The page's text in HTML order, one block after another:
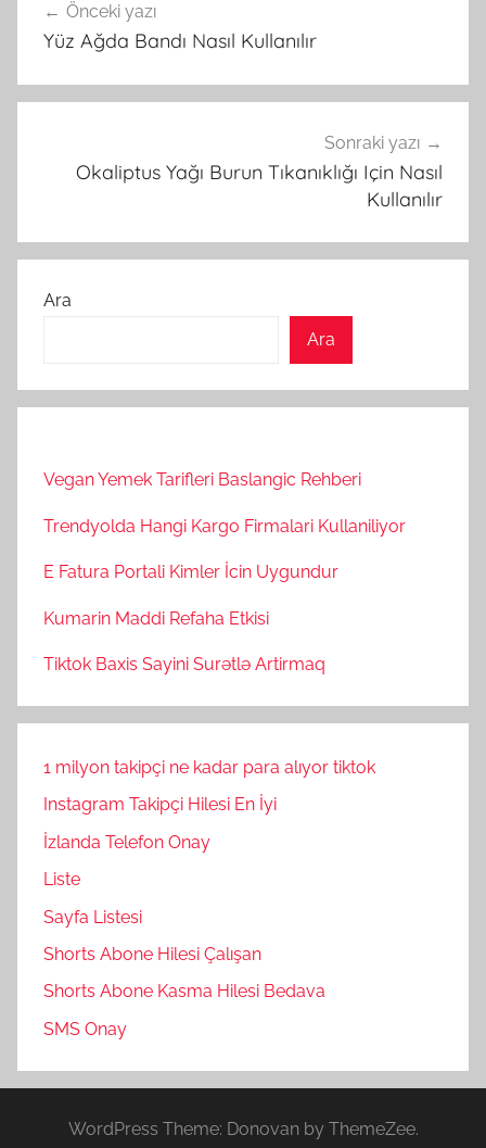
gezinmesi
Önceki yazı
Yüz Ağda Bandı Nasıl Kullanılır
Sonraki yazı
Okaliptus Yağı Burun Tıkanıklığı Için Nasıl
Kullanılır
Ara
Ara
Vegan Yemek Tarifleri Baslangic Rehberi
Trendyolda Hangi Kargo Firmalari Kullaniliyor
E Fatura Portali Kimler İcin Uygundur
Kumarin Maddi Refaha Etkisi
Tiktok Baxis Sayini Surətlə Artirmaq
1 milyon takipçi ne kadar para alıyor tiktok
Instagram Takipçi Hilesi En İyi
İzlanda Telefon Onay
Liste
Sayfa Listesi
Shorts Abone Hilesi Çalışan
Shorts Abone Kasma Hilesi Bedava
SMS Onay
WordPress Theme: Donovan by ThemeZee.